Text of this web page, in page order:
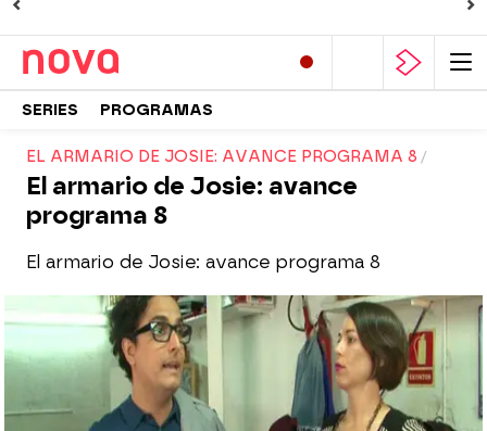
SERIES PROGRAMAS
EL ARMARIO DE JOSIE: AVANCE PROGRAMA 8
El armario de Josie: avance
programa 8
El armario de Josie: avance programa 8